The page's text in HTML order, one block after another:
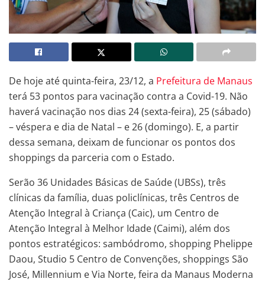
De hoje até quinta-feira, 23/12, a Prefeitura de Manaus
terá 53 pontos para vacinação contra a Covid-19. Não
haverá vacinação nos dias 24 (sexta-feira), 25 (sábado)
– véspera e dia de Natal – e 26 (domingo). E, a partir
dessa semana, deixam de funcionar os pontos dos
shoppings da parceria com o Estado.
Serão 36 Unidades Básicas de Saúde (UBSs), três
clínicas da família, duas policlínicas, três Centros de
Atenção Integral à Criança (Caic), um Centro de
Atenção Integral à Melhor Idade (Caimi), além dos
pontos estratégicos: sambódromo, shopping Phelippe
Daou, Studio 5 Centro de Convenções, shoppings São
José, Millennium e Via Norte, feira da Manaus Moderna